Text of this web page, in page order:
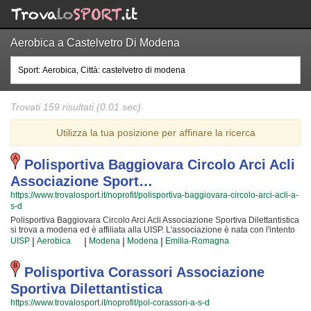
Aerobica a Castelvetro Di Modena
Trovati 159 risultati (0.01 sec)
Utilizza la tua posizione per affinare la ricerca
Polisportiva Baggiovara Circolo Arci Acli
Associazione Sport…
https://www.trovalosport.it/noprofit/polisportiva-baggiovara-circolo-arci-acli-a-
s-d
Polisportiva Baggiovara Circolo Arci Acli Associazione Sportiva Dilettantistica
si trova a modena ed è affiliata alla UISP. L'associazione è nata con l'intento
di promuovere Le arti marziali organizzando corsi rivolti a bambini, ragazzi e
adulti. Se desiderate che vostro figlio o vostra figlia impari la disciplina, il
rispetto e la concentrazione, Le arti marziali è sicuramente lo sport giusto. I
loro maestri di arti marziali seguiranno i vostri figli quotidianamente, ma
restando sempre nell'ottica di sviluppare i talenti e le capacità personali di
ciascun atleta. Polisportiva Baggiovara Circolo Arci Acli Associazione
Sportiva Dilettantistica da sempre accoglie i bambini e i ragazzi di modena,
in un ambiente serio e sano, in cui i vostri figli troveranno sicuramente uno
UISP | Aerobica | Modena | Modena | Emilia-Romagna
Polisportiva Corassori Associazione
Sportiva Dilettantistica
https://www.trovalosport.it/noprofit/pol-corassori-a-s-d